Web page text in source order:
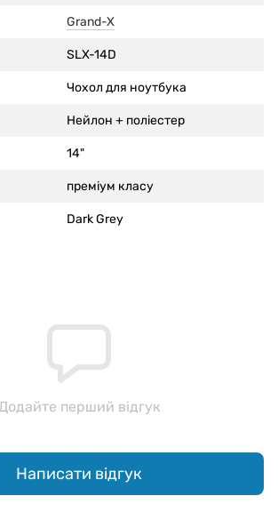
Grand-X
SLX-14D
Чохол для ноутбука
Нейлон + поліестер
14"
преміум класу
Dark Grey
перший відгук
Написати відгук